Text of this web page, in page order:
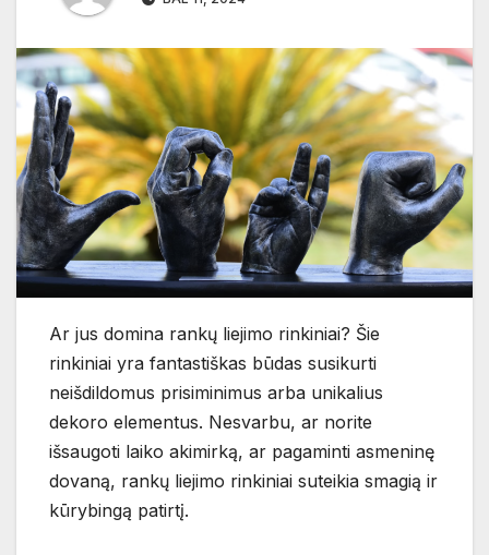
Ar jus domina rankų liejimo rinkiniai? Šie
rinkiniai yra fantastiškas būdas susikurti
neišdildomus prisiminimus arba unikalius
dekoro elementus. Nesvarbu, ar norite
išsaugoti laiko akimirką, ar pagaminti asmeninę
dovaną, rankų liejimo rinkiniai suteikia smagią ir
kūrybingą patirtį.